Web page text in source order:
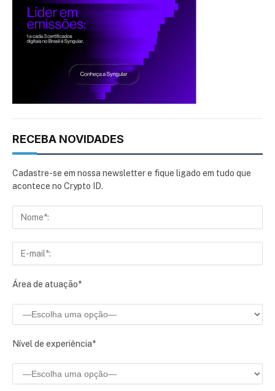
RECEBA NOVIDADES
Cadastre-se em nossa newsletter e fique ligado em tudo que
acontece no Crypto ID.
Área de atuação*
Nível de experiência*